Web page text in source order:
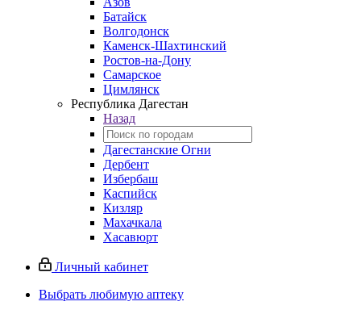
Батайск
Волгодонск
Каменск-Шахтинский
Ростов-на-Дону
Самарское
Цимлянск
Республика Дагестан
Назад
Дагестанские Огни
Дербент
Избербаш
Каспийск
Кизляр
Махачкала
Хасавюрт
Личный кабинет
Выбрать любимую аптеку